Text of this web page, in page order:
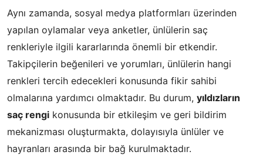
Aynı zamanda, sosyal medya platformları üzerinden
yapılan oylamalar veya anketler, ünlülerin saç
renkleriyle ilgili kararlarında önemli bir etkendir.
Takipçilerin beğenileri ve yorumları, ünlülerin hangi
renkleri tercih edecekleri konusunda fikir sahibi
olmalarına yardımcı olmaktadır. Bu durum, yıldızların
saç rengi konusunda bir etkileşim ve geri bildirim
mekanizması oluşturmakta, dolayısıyla ünlüler ve
hayranları arasında bir bağ kurulmaktadır.